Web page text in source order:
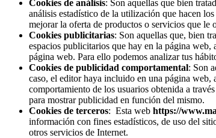
Cookies de análisis: Son aquellas que bien
análisis estadístico de la utilización que hacen
mejorar la oferta de productos o servicios que le
Cookies publicitarias: Son aquellas que, bien
espacios publicitarios que hay en la página
página web. Para ello podemos analizar tus
Cookies de publicidad comportamental: Son
caso, el editor haya incluido en una página
comportamiento de los usuarios obtenida a
para mostrar publicidad en función del mismo.
Cookies de terceros: Esta web https://
información con fines estadísticos, de uso del
otros servicios de Internet.